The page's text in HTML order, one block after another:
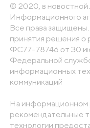
© 2020, в новостной
Информационного
Все права
принятия решения
ФС77-78746 от 30
Федеральной
информационных
коммуникаций
На информационном
рекомендательные
технологии